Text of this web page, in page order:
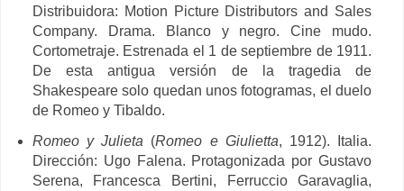
Distribuidora: Motion Picture Distributors and Sales
Company. Drama. Blanco y negro. Cine mudo.
Cortometraje. Estrenada el 1 de septiembre de 1911.
De esta antigua versión de la tragedia de
Shakespeare solo quedan unos fotogramas, el duelo
de Romeo y Tibaldo.
Romeo y Julieta (Romeo e Giulietta, 1912). Italia.
Dirección: Ugo Falena. Protagonizada por Gustavo
Serena, Francesca Bertini, Ferruccio Garavaglia,